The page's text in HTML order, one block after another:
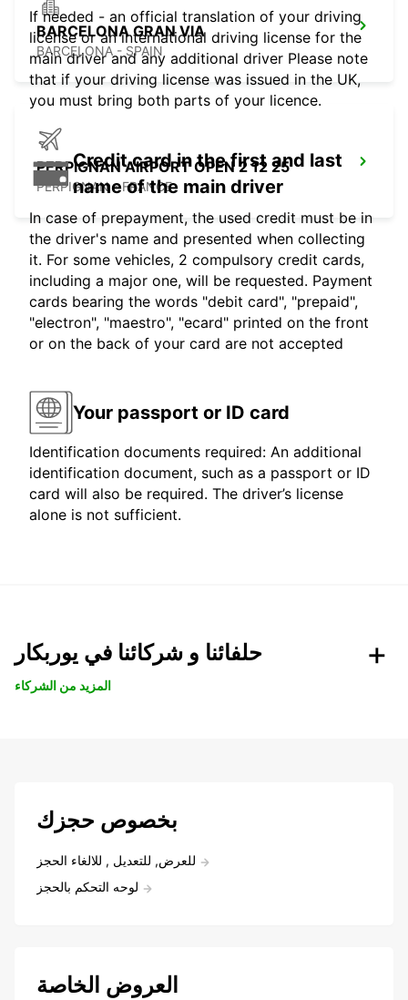
BARCELONA GRAN VIA
BARCELONA - SPAIN
PERPIGNAN AIRPORT OPEN 2 12 25
PERPIGNAN - FRANCE
If needed - an official translation of your driving
license or an international driving license for the
main driver and any additional driver Please note
that if your driving license was issued in the UK,
you must bring both parts of your licence.
Credit card in the first and last
name of the main driver
In case of prepayment, the used credit must be in
the driver's name and presented when collecting
it. For some vehicles, 2 compulsory credit cards,
including a major one, will be requested. Payment
cards bearing the words "debit card", "prepaid",
"electron", "maestro", "ecard" printed on the front
or on the back of your card are not accepted
Your passport or ID card
Identification documents required: An additional
identification document, such as a passport or ID
card will also be required. The driver’s license
alone is not sufficient.
حلفائنا و شركائنا في يوربكار
المزيد من الشركاء
بخصوص حجزك
للعرض, للتعديل , للالغاء الحجز
لوحه التحكم بالحجز
العروض الخاصة